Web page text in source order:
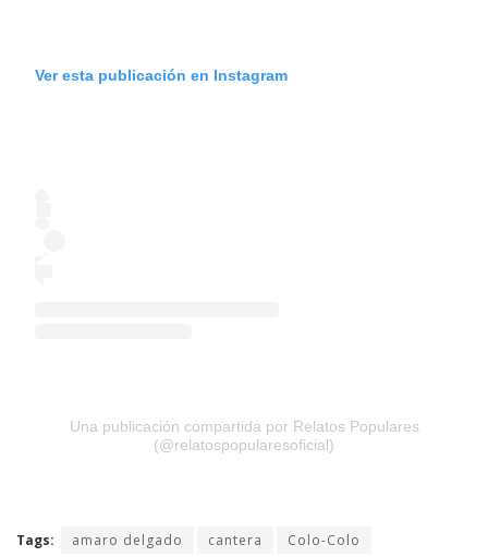
Ver esta publicación en Instagram
Una publicación compartida por Relatos Populares
(@relatospopularesoficial)
Tags: amaro delgado cantera Colo-Colo